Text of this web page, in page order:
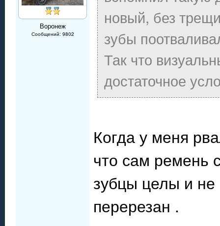
Воронеж
Сообщений: 9802
новый, без
зубы
Так что
достаточное
Когда у меня
что сам ремень
зубцы целы и не
перерезан .